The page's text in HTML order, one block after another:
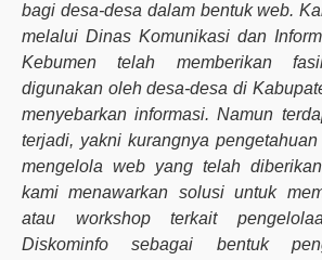
bagi desa-desa dalam bentuk web.
melalui Dinas Komunikasi dan
Kebumen telah memberikan
digunakan oleh desa-desa di
menyebarkan informasi. Namun
terjadi, yakni kurangnya
mengelola web yang telah
kami menawarkan solusi untuk
atau workshop terkait
Diskominfo sebagai bentuk